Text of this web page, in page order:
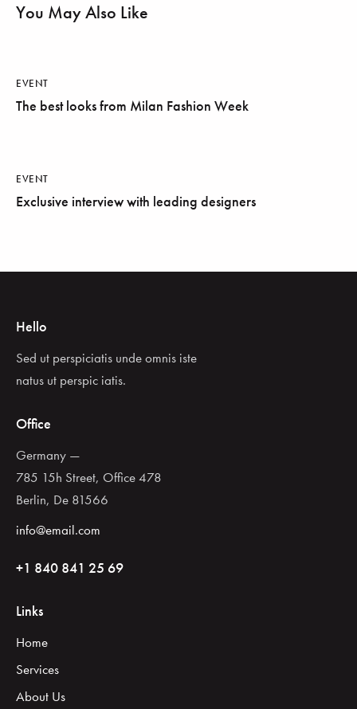
You May Also Like
EVENT
The best looks from Milan Fashion Week
EVENT
Exclusive interview with leading designers
Hello
Sed ut perspiciatis unde omnis iste
natus ut perspic iatis.
Office
Germany —
785 15h Street, Office 478
Berlin, De 81566
info@email.com
+1 840 841 25 69
Links
Home
Services
About Us